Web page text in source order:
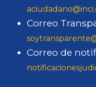
Correo
Correo de